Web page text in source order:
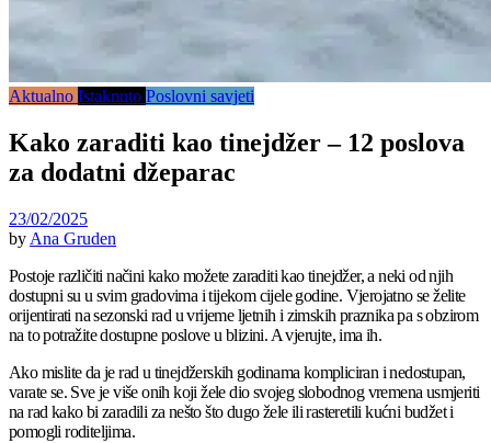
Aktualno Istaknuto Poslovni savjeti
Kako zaraditi kao tinejdžer – 12 poslova
za dodatni džeparac
23/02/2025
by Ana Gruden
Postoje različiti načini kako možete zaraditi kao tinejdžer, a neki od njih
dostupni su u svim gradovima i tijekom cijele godine. Vjerojatno se želite
orijentirati na sezonski rad u vrijeme ljetnih i zimskih praznika pa s obzirom
na to potražite dostupne poslove u blizini. A vjerujte, ima ih.
Ako mislite da je rad u tinejdžerskih godinama kompliciran i nedostupan,
varate se. Sve je više onih koji žele dio svojeg slobodnog vremena usmjeriti
na rad kako bi zaradili za nešto što dugo žele ili rasteretili kućni budžet i
pomogli roditeljima.